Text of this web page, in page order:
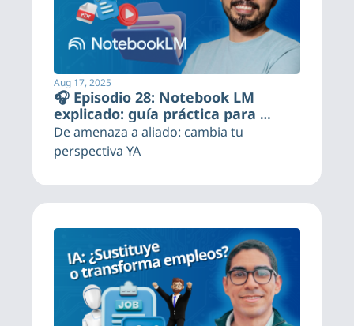
Aug 17, 2025
🎧 Episodio 28: Notebook LM
explicado: guía práctica para
investigadores y marketers
De amenaza a aliado: cambia tu
perspectiva YA